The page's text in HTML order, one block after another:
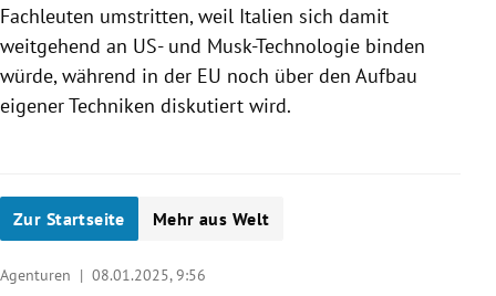
Fachleuten umstritten, weil Italien sich damit
weitgehend an US- und Musk-Technologie binden
würde, während in der EU noch über den Aufbau
eigener Techniken diskutiert wird.
Zur Startseite Mehr aus Welt
Agenturen | 08.01.2025, 9:56